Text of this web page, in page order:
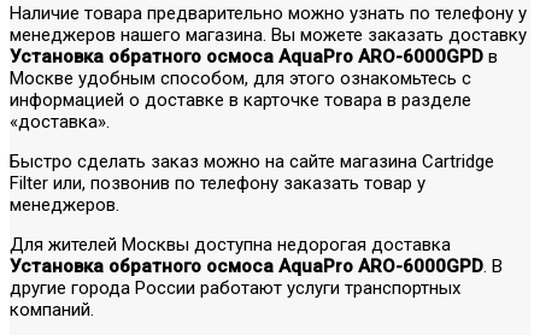
Наличие товара предварительно можно узнать по телефону у
менеджеров нашего магазина. Вы можете заказать доставку
Установка обратного осмоса AquaPro ARO-6000GPD в
Москве удобным способом, для этого ознакомьтесь с
информацией о доставке в карточке товара в разделе
«доставка».
Быстро сделать заказ можно на сайте магазина Cartridge
Filter или, позвонив по телефону заказать товар у
менеджеров.
Для жителей Москвы доступна недорогая доставка
Установка обратного осмоса AquaPro ARO-6000GPD. В
другие города России работают услуги транспортных
компаний.